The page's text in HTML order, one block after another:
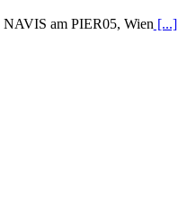
NAVIS am PIER05, Wien [...]